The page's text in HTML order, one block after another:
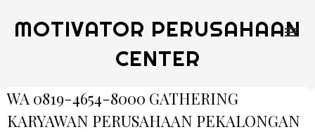
MOTIVATOR PERUSAHAAN
CENTER
WA 0819-4654-8000 GATHERING
KARYAWAN PERUSAHAAN PEKALONGAN